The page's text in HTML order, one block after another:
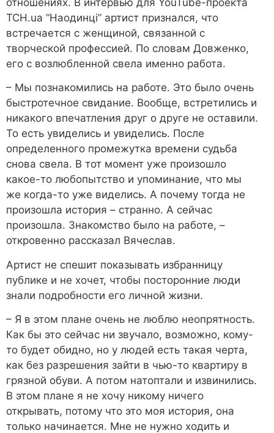
ТСН.ua “Наодинці” артист признался, что
встречается с женщиной, связанной с
творческой профессией. По словам Довженко,
его с возлюбленной свела именно работа.
– Мы познакомились на работе. Это было очень
быстротечное свидание. Вообще, встретились и
никакого впечатления друг о друге не оставили.
То есть увиделись и увиделись. После
определенного промежутка времени судьба
снова свела. В тот момент уже произошло
какое-то любопытство и упоминание, что мы
же когда-то уже виделись. А почему тогда не
произошла история – странно. А сейчас
произошла. Знакомство было на работе, –
откровенно рассказал Вячеслав.
Артист не спешит показывать избранницу
публике и не хочет, чтобы посторонние люди
знали подробности его личной жизни.
– Я в этом плане очень не люблю неопрятность.
Как бы это сейчас ни звучало, возможно, кому-
то будет обидно, но у людей есть такая черта,
как без разрешения зайти в чью-то квартиру в
грязной обуви. А потом натоптали и извинились.
В этом плане я не хочу никому ничего
открывать, потому что это моя история, она
только начинается. Мне не нужно ходить и